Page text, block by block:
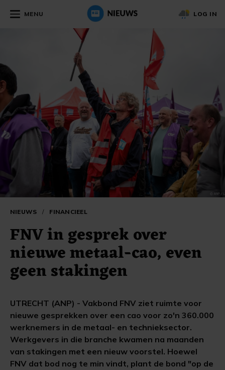
MENU LOG IN
NIEUWS / FINANCIEEL
FNV in gesprek over
nieuwe metaal-cao, even
geen stakingen
UTRECHT (ANP) - Vakbond FNV ziet ruimte voor
nieuwe gesprekken over een cao voor zo'n 360.000
werknemers in de metaal- en technieksector.
Werkgevers in die branche kwamen na maanden
van stakingen met een nieuw voorstel. Hoewel
FNV dat bod nog te min vindt, plant de bond "op de